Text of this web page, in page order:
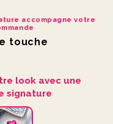
21,5 cmassure un
subtilement
il s’adapte aussi
qu’à une
accompagne votre
touche
look avec une
signature